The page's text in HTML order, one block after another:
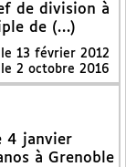
de division à
de (…)
13 février 2012
2 octobre 2016
4 janvier
à Grenoble